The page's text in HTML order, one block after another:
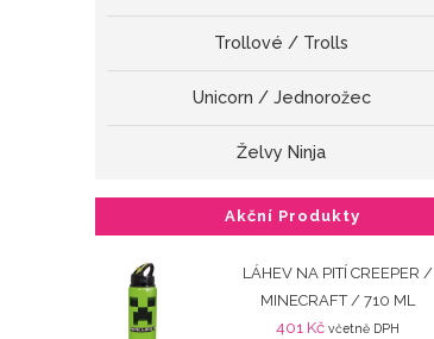
Trollové / Trolls
Unicorn / Jednorožec
Želvy Ninja
Akční Produkty
LÁHEV NA PITÍ CREEPER /
MINECRAFT / 710 ML
401 Kč včetně DPH